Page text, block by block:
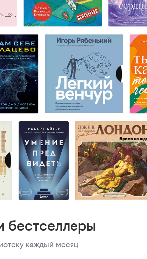
бестселлеры
каждый месяц